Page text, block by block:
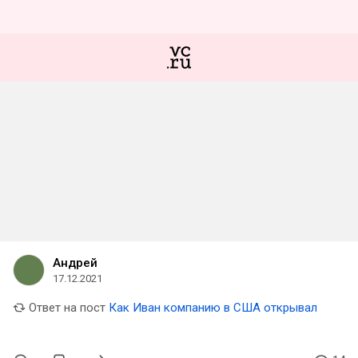
Андрей
17.12.2021
Ответ на пост Как Иван компанию в США открывал